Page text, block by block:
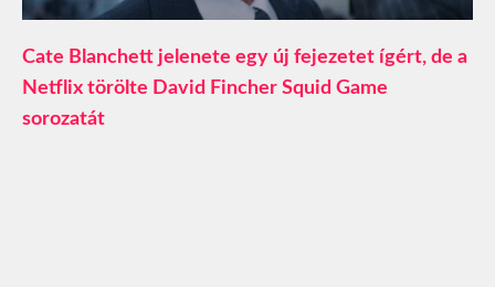
Cate Blanchett jelenete egy új fejezetet ígért, de a
Netflix törölte David Fincher Squid Game
sorozatát